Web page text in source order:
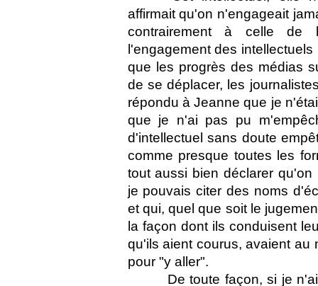
affirmait qu'on n'engageait
contrairement à celle de
l'engagement des
que les progrès des médias
de se déplacer, les
répondu à Jeanne que je
que je n'ai pas pu
d'intellectuel sans doute
comme presque toutes les
tout aussi bien déclarer
je pouvais citer des noms
et qui, quel que soit le
la façon dont ils conduisent
qu'ils aient courus, avaient au
pour "y aller".
De toute façon, si je